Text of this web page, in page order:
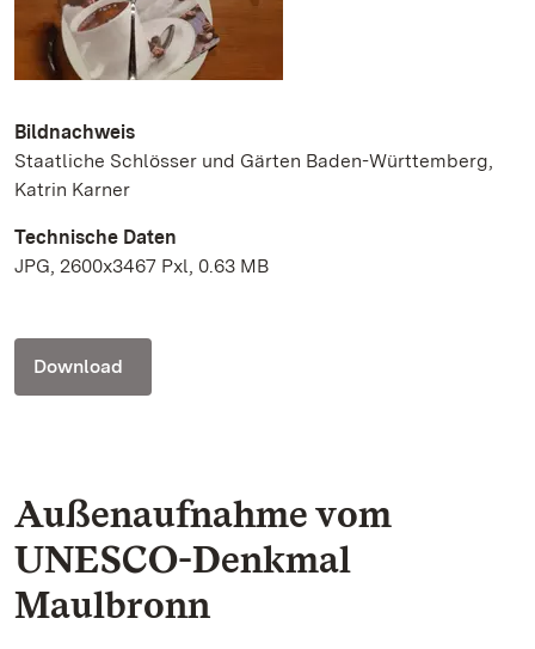
Bildnachweis
Staatliche Schlösser und Gärten Baden-Württemberg,
Katrin Karner
Technische Daten
JPG, 2600x3467 Pxl, 0.63 MB
Download
Außenaufnahme vom
UNESCO-Denkmal
Maulbronn